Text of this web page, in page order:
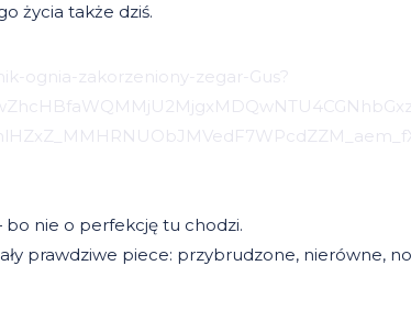
życia także dziś.
ognia-zakorzeniony-zegar-Gus?
bo nie o perfekcję tu chodzi.
prawdziwe piece: przybrudzone, nierówne,